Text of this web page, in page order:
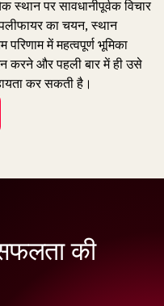
स्थान पर सावधानीपूर्वक विचार
का चयन, स्थान
में महत्वपूर्ण भूमिका
करने और पहली बार में ही उसे
कर सकती है।
की